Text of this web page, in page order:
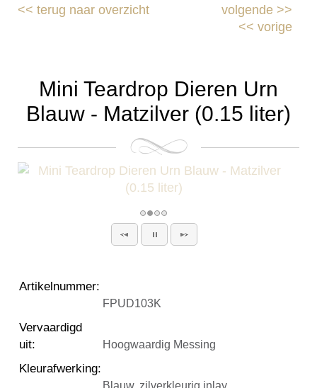
<<terug naar overzicht volgende>>
<< vorige
Mini Teardrop Dieren Urn
Blauw - Matzilver (0.15 liter)
Artikelnummer:
FPUD103K
Vervaardigd
uit: Hoogwaardig Messing
Kleurafwerking:
Blauw, zilverkleurig inlay